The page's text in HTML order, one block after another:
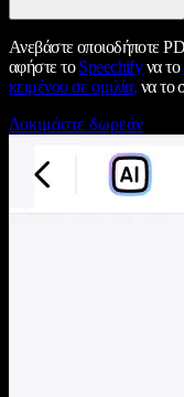
Ανεβάστε οποιοδήποτε
αφήστε τοSpeechifyνα το
κειμένου σε ομιλία, να το
Δοκιμάστε δωρεάν